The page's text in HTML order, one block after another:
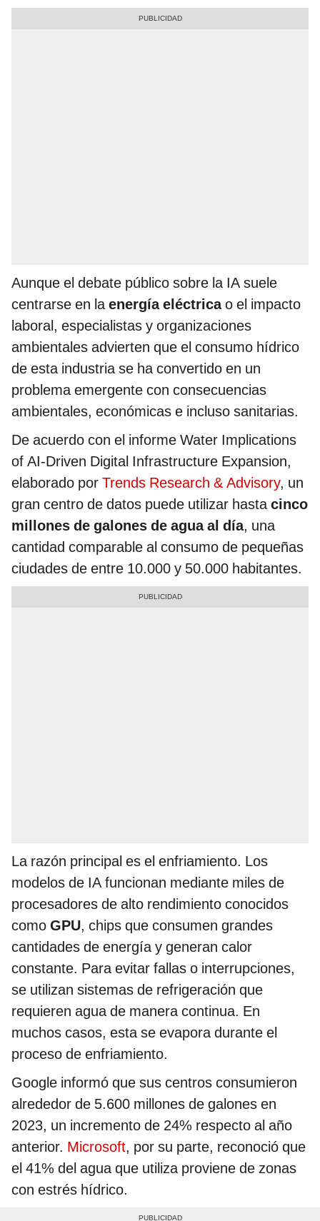
Aunque el debate público sobre la IA suele
centrarse en laenergía eléctricao el impacto
laboral, especialistas y organizaciones
ambientales advierten que el consumo hídrico
de esta industria se ha convertido en un
problema emergente con consecuencias
ambientales, económicas e incluso sanitarias.
De acuerdo con el informe Water Implications
of AI-Driven Digital Infrastructure Expansion,
elaborado por Trends Research & Advisory, un
gran centro de datos puede utilizar hastacinco
millones de galones de agua al día, una
cantidad comparable al consumo de pequeñas
ciudades de entre 10.000 y 50.000 habitantes.
La razón principal es el enfriamiento. Los
modelos de IA funcionan mediante miles de
procesadores de alto rendimiento conocidos
como GPU, chips que consumen grandes
cantidades de energía y generan calor
constante. Para evitar fallas o interrupciones,
se utilizan sistemas de refrigeración que
requieren agua de manera continua. En
muchos casos, esta se evapora durante el
proceso de enfriamiento.
Google informó que sus centros consumieron
alrededor de 5.600 millones de galones en
2023, un incremento de 24% respecto al año
anterior. Microsoft, por su parte, reconoció que
el 41% del agua que utiliza proviene de zonas
con estrés hídrico.